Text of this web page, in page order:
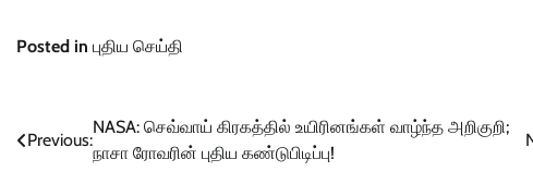
Posted in புதிய செய்தி
Post
navigation
Previous:
NASA: செவ்வாய் கிரகத்தில் உயிரினங்கள் வாழ்ந்த அறிகுறி;
நாசா ரோவரின் புதிய கண்டுபிடிப்பு!